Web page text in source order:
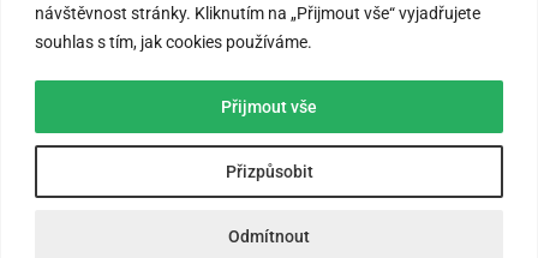
návštěvnost stránky. Kliknutím na „Přijmout vše“ vyjadřujete
souhlas s tím, jak cookies používáme.
Přizpůsobit
Odmítnout
Přijmout vše
Obchodní podmínky
Ochrana osobních údajů
SLEDUJTE NÁS